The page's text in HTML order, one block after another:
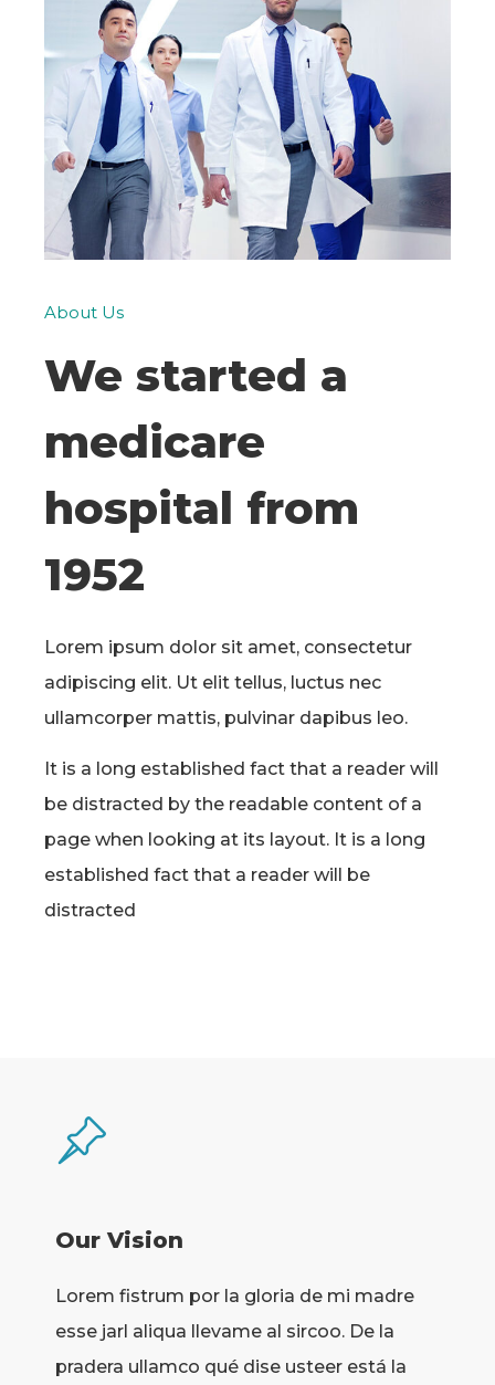
About Us
We started a
medicare
hospital from
1952
Lorem ipsum dolor sit amet, consectetur
adipiscing elit. Ut elit tellus, luctus nec
ullamcorper mattis, pulvinar dapibus leo.
It is a long established fact that a reader will
be distracted by the readable content of a
page when looking at its layout. It is a long
established fact that a reader will be
distracted
Our Vision
Lorem fistrum por la gloria de mi madre
esse jarl aliqua llevame al sircoo. De la
pradera ullamco qué dise usteer está la